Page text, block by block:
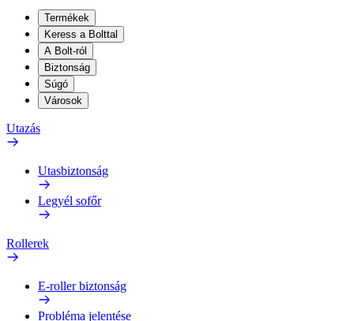
Termékek
Keress a Bolttal
A Bolt-ról
Biztonság
Súgó
Városok
Utazás
Utasbiztonság
Legyél sofőr
Rollerek
E-roller biztonság
Probléma jelentése